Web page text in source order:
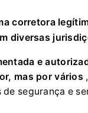
corretora
diversas
e
mas por vários
segurança e